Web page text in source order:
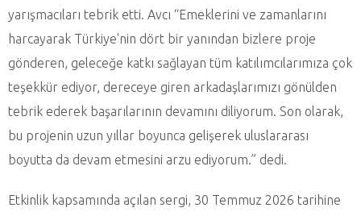
yarışmacıları tebrik etti. Avcı “Emeklerini ve zamanlarını
harcayarak Türkiye'nin dört bir yanından bizlere proje
gönderen, geleceğe katkı sağlayan tüm katılımcılarımıza çok
teşekkür ediyor, dereceye giren arkadaşlarımızı gönülden
tebrik ederek başarılarının devamını diliyorum. Son olarak,
bu projenin uzun yıllar boyunca gelişerek uluslararası
boyutta da devam etmesini arzu ediyorum.” dedi.
Etkinlik kapsamında açılan sergi, 30 Temmuz 2026 tarihine